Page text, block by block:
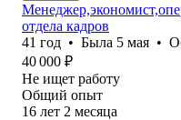
отдела кадров
41 год • Была 5 мая •
40 000 ₽
Не ищет работу
Общий опыт
16 лет 2 месяца